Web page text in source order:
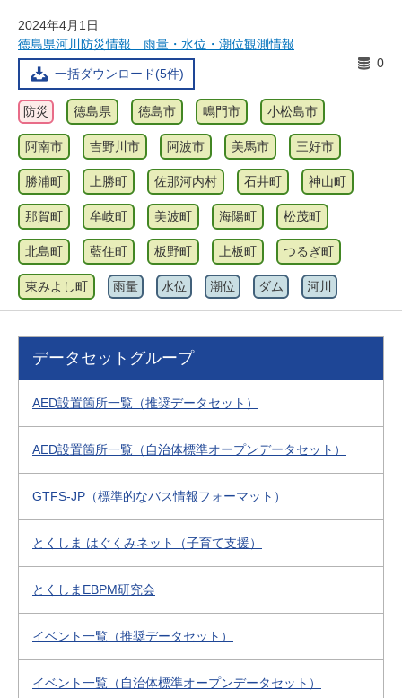
2024年4月1日
徳島県河川防災情報 雨量・水位・潮位観測情報
一括ダウンロード(5件)
0
防災 徳島県 徳島市 鳴門市 小松島市
阿南市 吉野川市 阿波市 美馬市 三好市
勝浦町 上勝町 佐那河内村 石井町 神山町
那賀町 牟岐町 美波町 海陽町 松茂町
北島町 藍住町 板野町 上板町 つるぎ町
東みよし町 雨量 水位 潮位 ダム 河川
データセットグループ
AED設置箇所一覧（推奨データセット）
AED設置箇所一覧（自治体標準オープンデータセット）
GTFS-JP（標準的なバス情報フォーマット）
とくしま はぐくみネット（子育て支援）
とくしまEBPM研究会
イベント一覧（推奨データセット）
イベント一覧（自治体標準オープンデータセット）